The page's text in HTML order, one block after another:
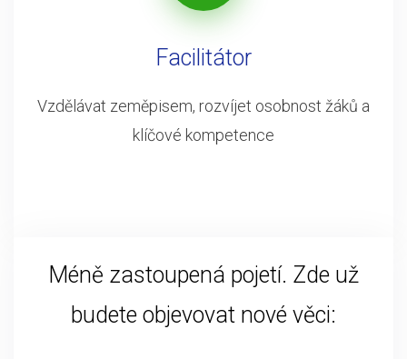
Facilitátor
Vzdělávat zeměpisem, rozvíjet osobnost žáků a
klíčové kompetence
Méně zastoupená pojetí. Zde už
budete objevovat nové věci: